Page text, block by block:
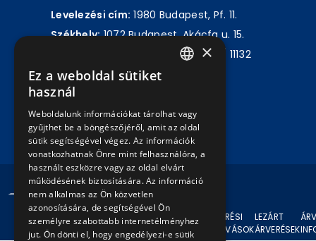
Levelezési cím: 1980 Budapest, Pf. 11.
Székhely:1072 Budapest, Akácfa u. 15.
+36 1 461 6500 / 11132
mellék
Írjon nekünk!
© 2024 BKV Minden jog fenntartva.
AKTUÁLIS
ÁRVERÉSEK
ÁRVERÉSI
FELHÍVÁSOK
LEZÁRT
ÁRVERÉSEK
×
Ez a weboldal sütiket
használ
Weboldalunk információkat tárolhat vagy
gyűjthet be a böngészőjéről, amit az oldal
sütik segítségével végez. Az információk
vonatkozhatnak Önre mint felhasználóra, a
használt eszközre vagy az oldal elvárt
működésének biztosítására. Az információ
nem alkalmas az Ön közvetlen
azonosítására, de segítségével Ön
személyre szabottabb internetélményhez
jut. Ön dönti el, hogy engedélyezi-e sütik